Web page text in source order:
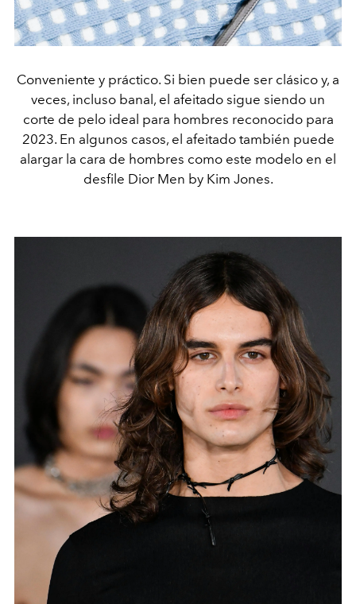
Conveniente y práctico. Si bien puede ser clásico y, a
veces, incluso banal, el afeitado sigue siendo un
corte de pelo ideal para hombres reconocido para
2023. En algunos casos, el afeitado también puede
alargar la cara de hombres como este modelo en el
desfile Dior Men by Kim Jones.